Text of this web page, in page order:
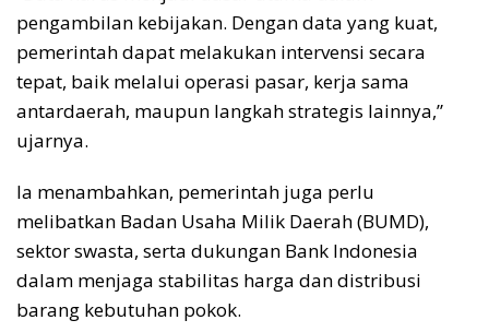
pengambilan kebijakan. Dengan data yang kuat,
pemerintah dapat melakukan intervensi secara
tepat, baik melalui operasi pasar, kerja sama
antardaerah, maupun langkah strategis lainnya,”
ujarnya.
Ia menambahkan, pemerintah juga perlu
melibatkan Badan Usaha Milik Daerah (BUMD),
sektor swasta, serta dukungan Bank Indonesia
dalam menjaga stabilitas harga dan distribusi
barang kebutuhan pokok.